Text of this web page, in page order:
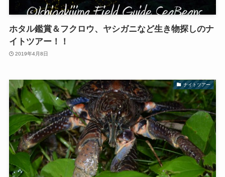
ホタル鑑賞＆フクロウ、ヤシガニなど生き物探しのナ
イトツアー！！
2019年4月8日
ナイトツアー